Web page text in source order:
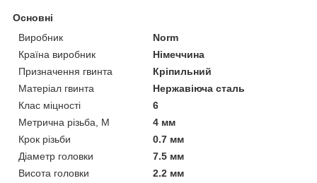
Основні
Виробник
Norm
Країна виробник
Німеччина
Призначення гвинта
Кріпильний
Матеріал гвинта
Нержавіюча сталь
Клас міцності
6
Метрична різьба, М
4 мм
Крок різьби
0.7 мм
Діаметр головки
7.5 мм
Висота головки
2.2 мм